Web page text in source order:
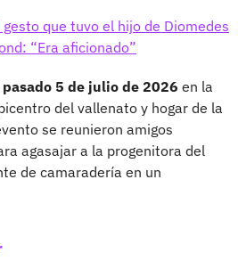
gesto que tuvo el hijo de Diomedes
“Era aficionado”
5 de julio de 2026 en la
del vallenato y hogar de la
se reunieron amigos
agasajar a la progenitora del
de camaradería en un